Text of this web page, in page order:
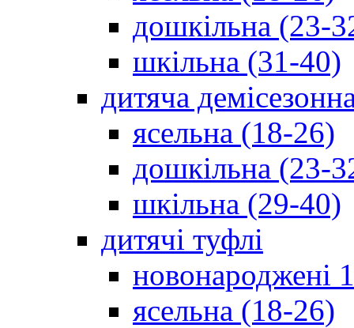
дошкільна (23-
шкільна (31-40)
дитяча
ясельна (18-26)
дошкільна (23-
шкільна (29-40)
дитячі туфлі
новонароджені
ясельна (18-26)